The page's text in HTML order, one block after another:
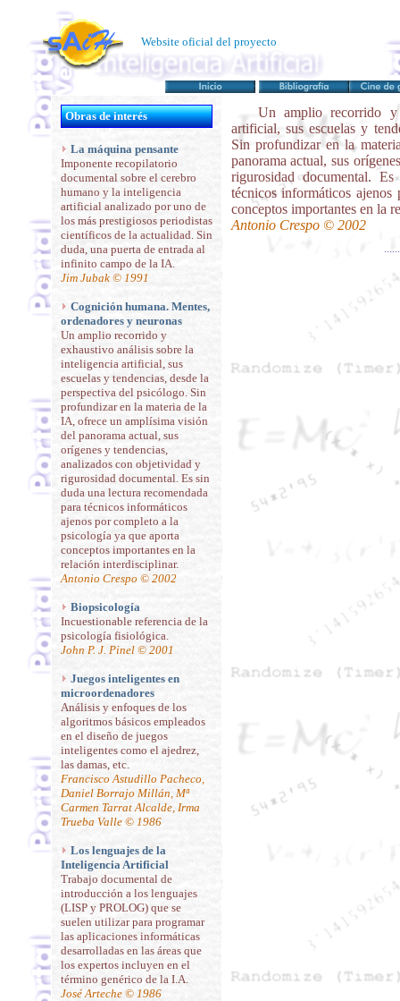
Website oficial del proyecto
Obras de interés
La máquina pensante
Imponente recopilatorio
documental sobre el cerebro
humano y la inteligencia
artificial analizado por uno de
los más prestigiosos periodistas
científicos de la actualidad. Sin
duda, una puerta de entrada al
infinito campo de la IA.
Jim Jubak © 1991
Cognición humana. Mentes,
ordenadores y neuronas
Un amplio recorrido y
exhaustivo análisis sobre la
inteligencia artificial, sus
escuelas y tendencias, desde la
perspectiva del psicólogo. Sin
profundizar en la materia de la
IA, ofrece un amplísima visión
del panorama actual, sus
orígenes y tendencias,
analizados con objetividad y
rigurosidad documental. Es sin
duda una lectura recomendada
para técnicos informáticos
ajenos por completo a la
psicología ya que aporta
conceptos importantes en la
relación interdisciplinar.
Antonio Crespo © 2002
Biopsicología
Incuestionable referencia de la
psicología fisiológica.
John P. J. Pinel © 2001
Juegos inteligentes en
microordenadores
Análisis y enfoques de los
algoritmos básicos empleados
en el diseño de juegos
inteligentes como el ajedrez,
las damas, etc.
Francisco Astudillo Pacheco,
Daniel Borrajo Millán, Mª
Carmen Tarrat Alcalde, Irma
Trueba Valle © 1986
Los lenguajes de la
Inteligencia Artificial
Trabajo documental de
introducción a los lenguajes
(LISP y PROLOG) que se
suelen utilizar para programar
las aplicaciones informáticas
desarrolladas en las áreas que
los expertos incluyen en el
término genérico de la I.A.
José Arteche © 1986
Un amplio recorrido y
artificial, sus escuelas y
Sin profundizar en la
panorama actual, sus
rigurosidad documental.
técnicos informáticos
conceptos importantes en la
Antonio Crespo © 2002